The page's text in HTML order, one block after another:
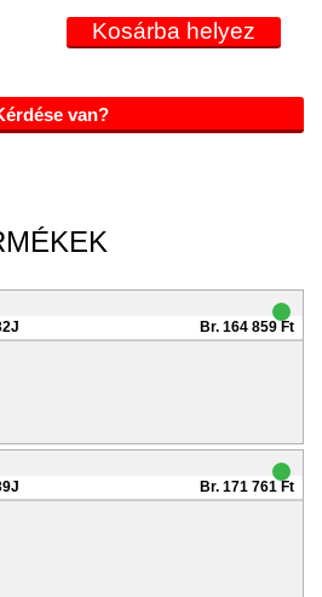
van?
Br. 164 859 Ft
Br. 171 761 Ft